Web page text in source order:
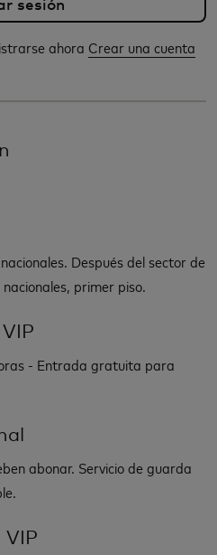
ahora Crear una cuenta
Después del sector de
primer piso.
- Entrada gratuita para
abonar. Servicio de guarda
VIP